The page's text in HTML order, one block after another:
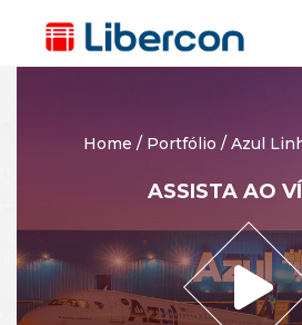
Home / Portfólio / Azul
ASSISTA AO